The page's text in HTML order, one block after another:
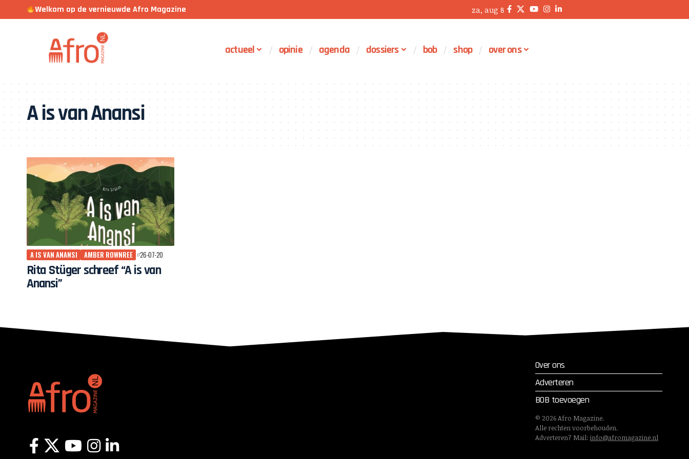
Welkom op de vernieuwde Afro Magazine za, aug 8
actueel opinie agenda dossiers bob shop over ons
A is van Anansi
A IS VAN ANANSI AMBER ROWNREE 26-07-20
Rita Stüger schreef “A is van
Anansi”
Over ons
Adverteren
BOB toevoegen
© 2026Afro Magazine.
Alle rechten voorbehouden.
Adverteren? Mail: info@afromagazine.nl